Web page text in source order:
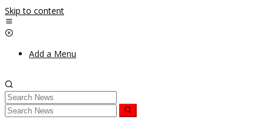
Skip to content
Add a Menu